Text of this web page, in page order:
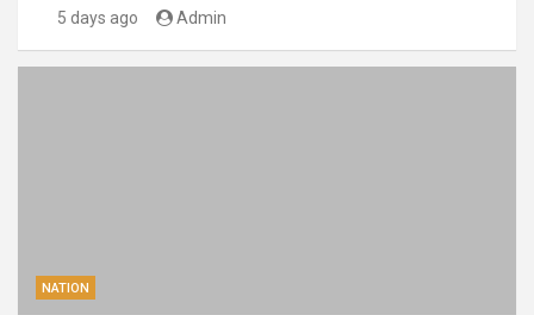
5 days ago Admin
NATION